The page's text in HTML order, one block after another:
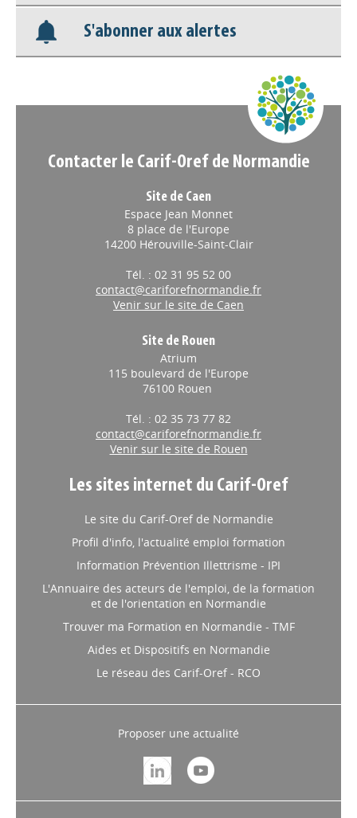
Nos veilles Scoop.it
S'abonner aux alertes
Contacter le Carif-Oref de Normandie
Site de Caen
Espace Jean Monnet
8 place de l'Europe
14200 Hérouville-Saint-Clair
Tél. : 02 31 95 52 00
contact@cariforefnormandie.fr
Venir sur le site de Caen
Site de Rouen
Atrium
115 boulevard de l'Europe
76100 Rouen
Tél. : 02 35 73 77 82
contact@cariforefnormandie.fr
Venir sur le site de Rouen
Les sites internet du Carif-Oref
Le site du Carif-Oref de Normandie
Profil d'info, l'actualité emploi formation
Information Prévention Illettrisme - IPI
L'Annuaire des acteurs de l'emploi, de la formation
et de l'orientation en Normandie
Trouver ma Formation en Normandie - TMF
Aides et Dispositifs en Normandie
Le réseau des Carif-Oref - RCO
Proposer une actualité